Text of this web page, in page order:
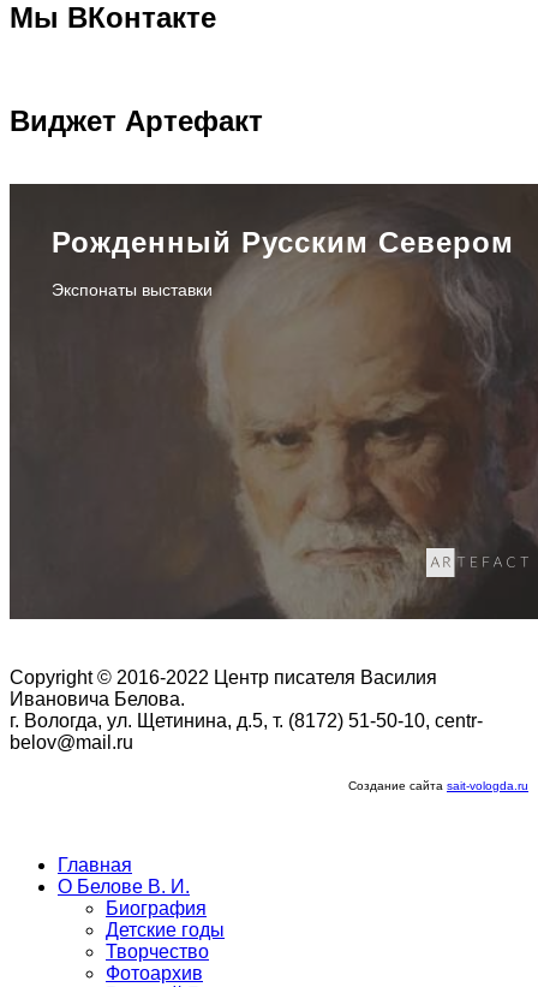
Мы ВКонтакте
Виджет Артефакт
Рожденный Русским Севером
Экспонаты выставки
Copyright © 2016-2022 Центр писателя Василия
Ивановича Белова.
г. Вологда, ул. Щетинина, д.5, т. (8172) 51-50-10, centr-
belov@mail.ru
Создание сайта sait-vologda.ru
Главная
О Белове В. И.
Биография
Детские годы
Творчество
Фотоархив